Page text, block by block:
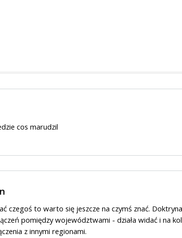
cos marudzil
czegoś to warto się jeszcze na czymś znać. Doktryna
pomiędzy województwami - działa widać i na
z innymi regionami.